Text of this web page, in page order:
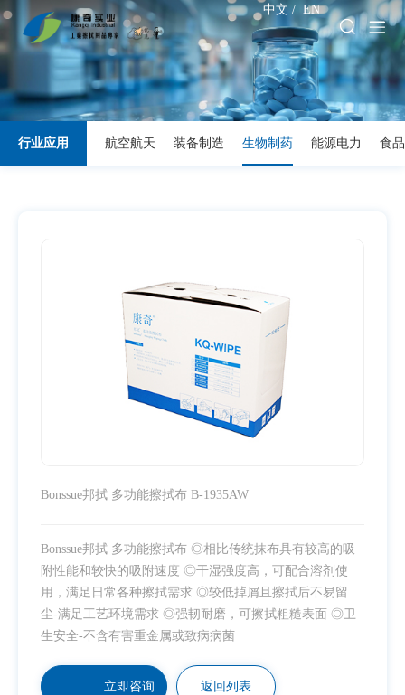
中文 / EN
行业应用 航空航天 装备制造 生物制药 能源电力 食
Bonssue邦拭 多功能擦拭布 B-1935AW
Bonssue邦拭 多功能擦拭布 ◎相比传统抹布具有较高的吸
附性能和较快的吸附速度 ◎干湿强度高，可配合溶剂使
用，满足日常各种擦拭需求 ◎较低掉屑且擦拭后不易留
尘-满足工艺环境需求 ◎强韧耐磨，可擦拭粗糙表面 ◎卫
生安全-不含有害重金属或致病病菌
立即咨询 返回列表